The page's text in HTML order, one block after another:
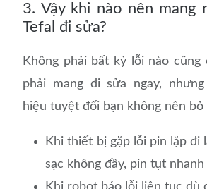
3. Vậy khi nào nên mang
Tefal đi sửa?
Không phải bất kỳ lỗi nào cũng
phải mang đi sửa ngay,
hiệu tuyệt đối bạn không nên bỏ
Khi thiết bị gặp lỗi pin lặp đi
sạc không đầy, pin tụt